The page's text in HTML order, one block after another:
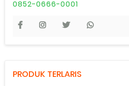
0852-0666-0001
PRODUK TERLARIS